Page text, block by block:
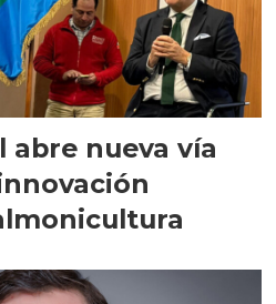
abre nueva vía